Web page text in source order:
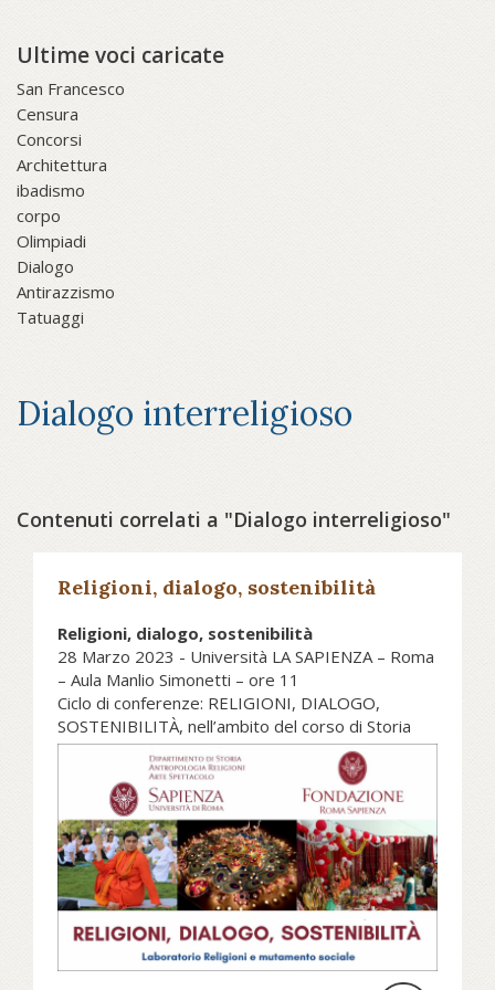
Ultime voci caricate
San Francesco
Censura
Concorsi
Architettura
ibadismo
corpo
Olimpiadi
Dialogo
Antirazzismo
Tatuaggi
Dialogo interreligioso
Contenuti correlati a "Dialogo interreligioso"
Religioni, dialogo, sostenibilità
Religioni, dialogo, sostenibilità
28 Marzo 2023 - Università LA SAPIENZA – Roma
– Aula Manlio Simonetti – ore 11
Ciclo di conferenze: RELIGIONI, DIALOGO,
SOSTENIBILITÀ, nell’ambito del corso di Storia
delle religioni del Prof. Alessandro Saggioro
La terra è madre, io sono figlio della
terra. Alle radici dell’ecologia
Induista - intervento di Svamini
Shuddhananda Ghiri – referente del
Dialogo interreligioso e della
Commissione scuola e formazione